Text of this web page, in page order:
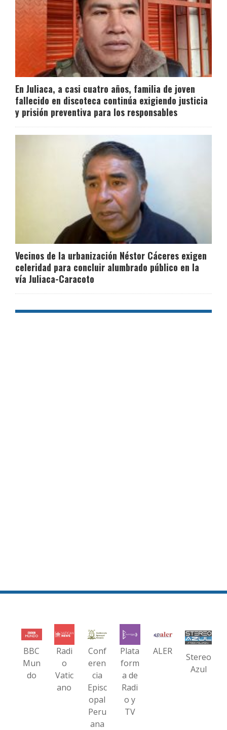
En Juliaca, a casi cuatro años, familia de joven
fallecido en discoteca continúa exigiendo justicia
y prisión preventiva para los responsables
Vecinos de la urbanización Néstor Cáceres exigen
celeridad para concluir alumbrado público en la
vía Juliaca-Caracoto
BBC
Mun
do
Radi
o
Vatic
ano
Conf
eren
cia
Episc
opal
Peru
ana
Plata
form
a de
Radi
o y
TV
ALER
Stereo
Azul